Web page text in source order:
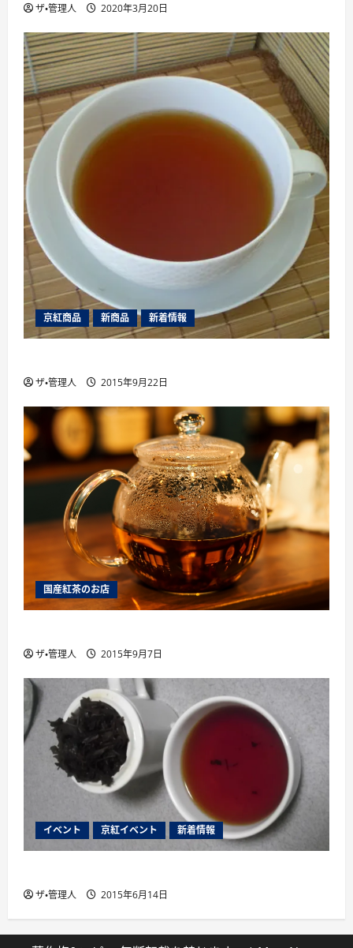
ザ・管理人 2020年3月20日
京紅商品 新商品 新着情報
ザ・管理人 2015年9月22日
国産紅茶のお店
ザ・管理人 2015年9月7日
イベント 京紅イベント 新着情報
ザ・管理人 2015年6月14日